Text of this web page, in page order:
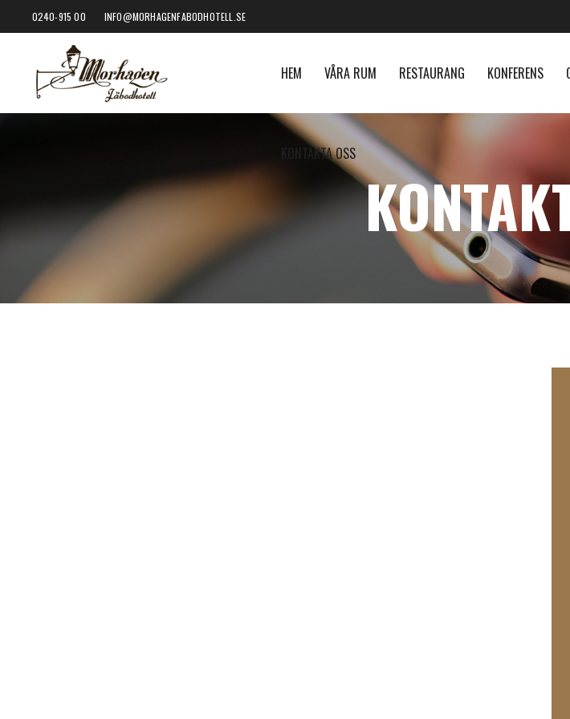
0240-915 00 INFO@MORHAGENFABODHOTELL.SE
HEM VÅRA RUM RESTAURANG KONFERENS
KONTAKTA OSS